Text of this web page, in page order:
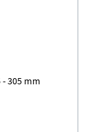
305 mm